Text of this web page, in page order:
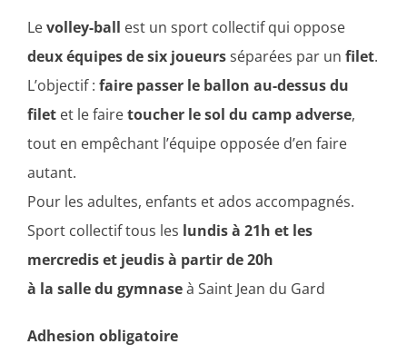
Levolley-ball est un sport collectif qui oppose
deux équipes de six joueursséparées par un filet.
L’objectif : faire passer le ballon au-dessus du
filet et le fairetoucher le sol du camp adverse,
tout en empêchant l’équipe opposée d’en faire
autant.
Pour les adultes, enfants et ados accompagnés.
Sport collectif tous les lundis à 21h et les
mercredis et jeudis à partir de 20h
à la salle du gymnaseà Saint Jean du Gard
Adhesion obligatoire